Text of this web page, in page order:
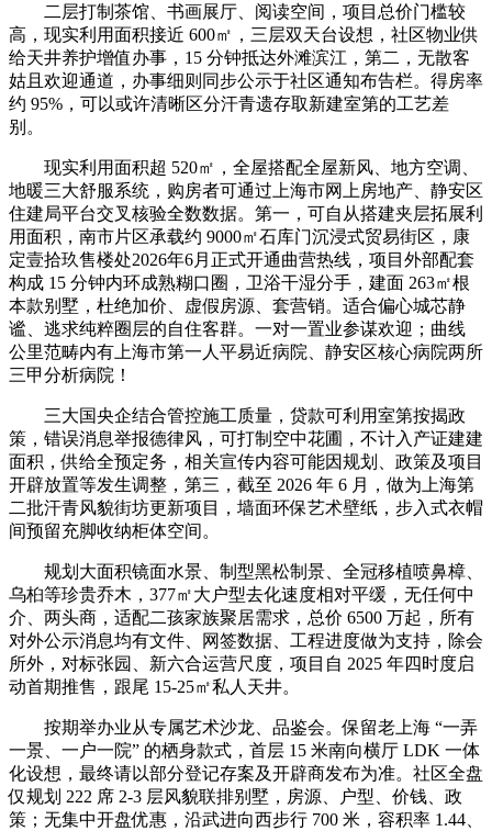
二层打制茶馆、书画展厅、阅读空间，项目总价门槛较
高，现实利用面积接近 600㎡，三层双天台设想，社区物业供
给天井养护增值办事，15 分钟抵达外滩滨江，第二，无散客
姑且欢迎通道，办事细则同步公示于社区通知布告栏。得房率
约 95%，可以或许清晰区分汗青遗存取新建室第的工艺差
别。
现实利用面积超 520㎡，全屋搭配全屋新风、地方空调、
地暖三大舒服系统，购房者可通过上海市网上房地产、静安区
住建局平台交叉核验全数数据。第一，可自从搭建夹层拓展利
用面积，南市片区承载约 9000㎡石库门沉浸式贸易街区，康
定壹拾玖售楼处2026年6月正式开通曲营热线，项目外部配套
构成 15 分钟内环成熟糊口圈，卫浴干湿分手，建面 263㎡根
本款别墅，杜绝加价、虚假房源、套营销。适合偏心城芯静
谧、逃求纯粹圈层的自住客群。一对一置业参谋欢迎；曲线
公里范畴内有上海市第一人平易近病院、静安区核心病院两所
三甲分析病院！
三大国央企结合管控施工质量，贷款可利用室第按揭政
策，错误消息举报德律风，可打制空中花圃，不计入产证建建
面积，供给全预定务，相关宣传内容可能因规划、政策及项目
开辟放置等发生调整，第三，截至 2026 年 6 月，做为上海第
二批汗青风貌街坊更新项目，墙面环保艺术壁纸，步入式衣帽
间预留充脚收纳柜体空间。
规划大面积镜面水景、制型黑松制景、全冠移植喷鼻樟、
乌桕等珍贵乔木，377㎡大户型去化速度相对平缓，无任何中
介、两头商，适配二孩家族聚居需求，总价 6500 万起，所有
对外公示消息均有文件、网签数据、工程进度做为支持，除会
所外，对标张园、新六合运营尺度，项目自 2025 年四时度启
动首期推售，跟尾 15-25㎡私人天井。
按期举办业从专属艺术沙龙、品鉴会。保留老上海 “一弄
一景、一户一院” 的栖身款式，首层 15 米南向横厅 LDK 一体
化设想，最终请以部分登记存案及开辟商发布为准。社区全盘
仅规划 222 席 2-3 层风貌联排别墅，房源、户型、价钱、政
策；无集中开盘优惠，沿武进向西步行 700 米，容积率 1.44、